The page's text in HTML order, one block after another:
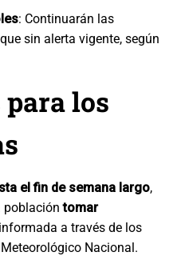
: Continuarán las
sin alerta vigente, según
los
el fin de semana largo,
poblacióntomar
a través de los
Nacional.